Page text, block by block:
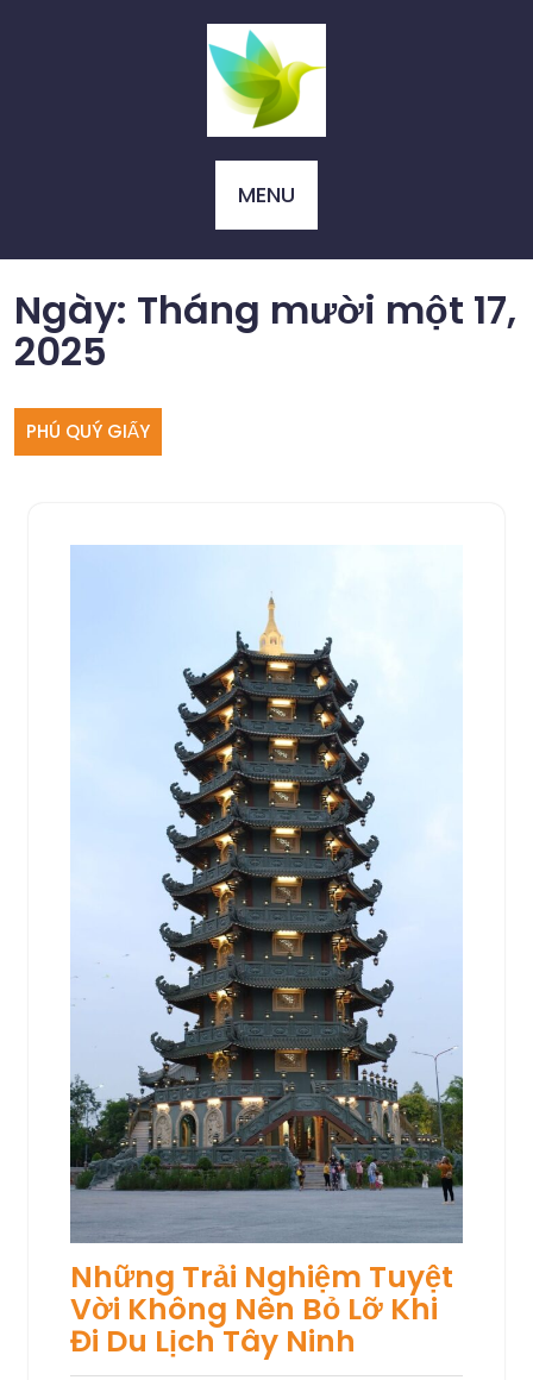
MENU
Ngày: Tháng mười một 17,
2025
PHÚ QUÝ GIẤY
Những Trải Nghiệm Tuyệt
Vời Không Nên Bỏ Lỡ Khi
Đi Du Lịch Tây Ninh